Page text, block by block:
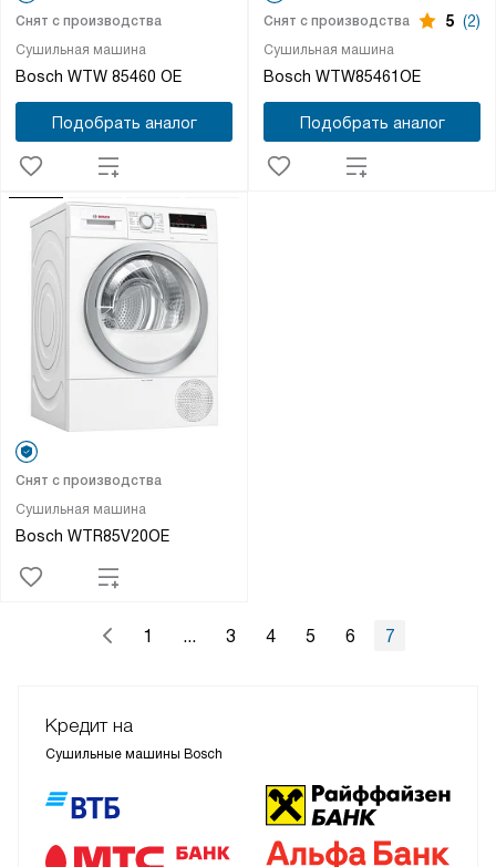
Сушильная машина
Bosch WTW 85460 OE
Снят с производства
Подобрать аналог
Сушильная машина
Bosch WTW85461OE
Снят с производства 5 (2)
Подобрать аналог
Сушильная машина
Bosch WTR85V20OE
Снят с производства
1 ... 3 4 5 6 7
Кредит на
Сушильные машины Bosch